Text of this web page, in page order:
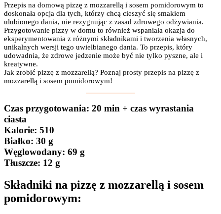
Przepis na domową pizzę z mozzarellą i sosem pomidorowym to
doskonała opcja dla tych, którzy chcą cieszyć się smakiem
ulubionego dania, nie rezygnując z zasad zdrowego odżywiania.
Przygotowanie pizzy w domu to również wspaniała okazja do
eksperymentowania z różnymi składnikami i tworzenia własnych,
unikalnych wersji tego uwielbianego dania. To przepis, który
udowadnia, że zdrowe jedzenie może być nie tylko pyszne, ale i
kreatywne.
Jak zrobić pizzę z mozzarellą? Poznaj prosty przepis na pizzę z
mozzarellą i sosem pomidorowym!
Czas przygotowania: 20 min + czas wyrastania
ciasta
Kalorie: 510
Białko: 30 g
Węglowodany: 69 g
Tłuszcze: 12 g
Składniki na pizzę z mozzarellą i sosem
pomidorowym: